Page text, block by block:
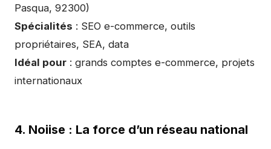
Pasqua, 92300)
Spécialités : SEO e-commerce, outils
propriétaires, SEA, data
Idéal pour : grands comptes e-commerce, projets
internationaux
4. Noiise : La force d’un réseau national